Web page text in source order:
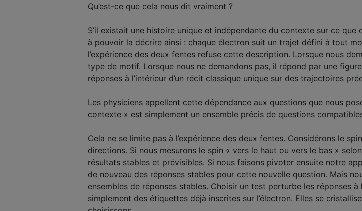
Qu’est-ce que cela nous dit vraiment ?
S’il existait une histoire unique et indépendante du contexte sur ce
à pouvoir la décrire ainsi : chaque électron suit un trajet défini à tout
l’expérience des deux fentes refuse cette description. Lorsque nous
type de motif. Lorsque nous ne demandons pas, il répond par une
réponses à l’intérieur d’un récit classique unique sur des trajectoires
Les physiciens appellent cette dépendance aux questions que nous
contexte » est simplement un ensemble précis de questions
Cela ne se limite pas à l’expérience des deux fentes. Considérons le
directions. Si nous mesurons le spin « vers le haut ou vers le bas »
résultats stables et prévisibles. Si nous faisons pivoter ensuite notre
de nouveau des réponses stables pour cette nouvelle question. Mais
ensembles de réponses stables. Choisir un test perturbe les réponses
simplement des étiquettes déjà inscrites sur l’électron. Elles se